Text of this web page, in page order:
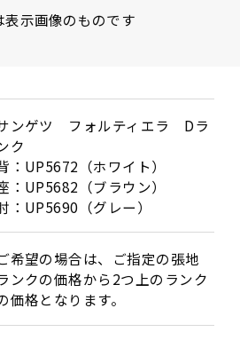
示画像のものです
ンゲツ　フォルティエラ　Dラ
ク
：UP5672（ホワイト）
：UP5682（ブラウン）
：UP5690（グレー）
希望の場合は、ご指定の張地
ンクの価格から2つ上のランク
価格となります。